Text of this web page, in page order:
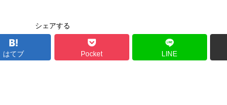
シェアする
はてブ Pocket LINE